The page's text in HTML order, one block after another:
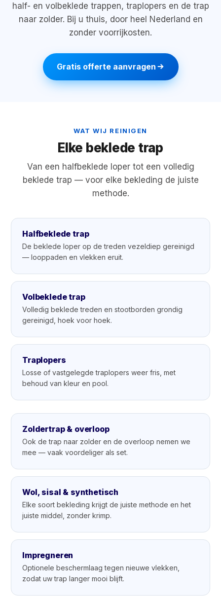
half- en volbeklede trappen, traplopers en de trap
naar zolder. Bij u thuis, door heel Nederland en
zonder voorrijkosten.
Gratis offerte aanvragen
WAT WIJ REINIGEN
Elke beklede trap
Van een halfbeklede loper tot een volledig
beklede trap — voor elke bekleding de juiste
methode.
Halfbeklede trap
De beklede loper op de treden vezeldiep gereinigd
— looppaden en vlekken eruit.
Volbeklede trap
Volledig beklede treden en stootborden grondig
gereinigd, hoek voor hoek.
Traplopers
Losse of vastgelegde traplopers weer fris, met
behoud van kleur en pool.
Zoldertrap & overloop
Ook de trap naar zolder en de overloop nemen we
mee — vaak voordeliger als set.
Wol, sisal & synthetisch
Elke soort bekleding krijgt de juiste methode en het
juiste middel, zonder krimp.
Impregneren
Optionele beschermlaag tegen nieuwe vlekken,
zodat uw trap langer mooi blijft.